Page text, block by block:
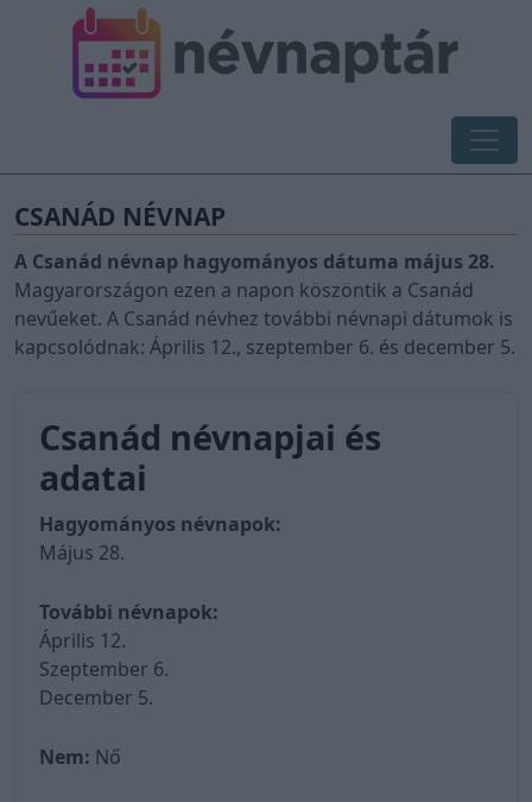
CSANÁD NÉVNAP
A Csanád névnap hagyományos dátuma május 28.
Magyarországon ezen a napon köszöntik a Csanád
nevűeket. A Csanád névhez további névnapi dátumok is
kapcsolódnak: Április 12., szeptember 6. és december 5.
Csanád névnapjai és
adatai
Hagyományos névnapok:
Május 28.
További névnapok:
Április 12.
Szeptember 6.
December 5.
Nem: Nő